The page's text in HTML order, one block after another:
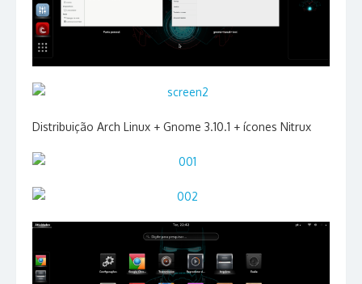
Distribuição Arch Linux + Gnome 3.10.1 + ícones Nitrux